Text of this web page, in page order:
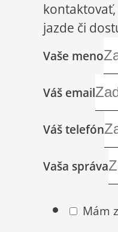
jazde či
Vaše meno
Váš email
Váš telefón
Vaša správa
Mám